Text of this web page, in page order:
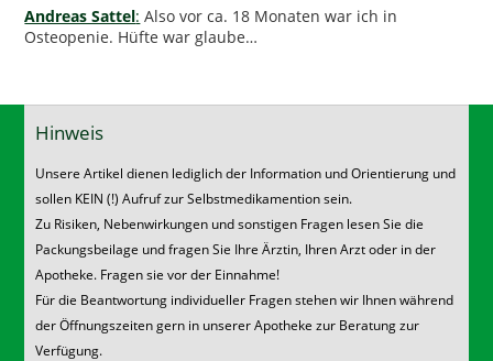
Andreas Sattel: Also vor ca. 18 Monaten war ich in
Osteopenie. Hüfte war glaube…
Hinweis
Unsere Artikel dienen lediglich der Information und Orientierung und
sollen KEIN (!) Aufruf zur Selbstmedikamention sein.
Zu Risiken, Nebenwirkungen und sonstigen Fragen lesen Sie die
Packungsbeilage und fragen Sie Ihre Ärztin, Ihren Arzt oder in der
Apotheke. Fragen sie vor der Einnahme!
Für die Beantwortung individueller Fragen stehen wir Ihnen während
der Öffnungszeiten gern in unserer Apotheke zur Beratung zur
Verfügung.